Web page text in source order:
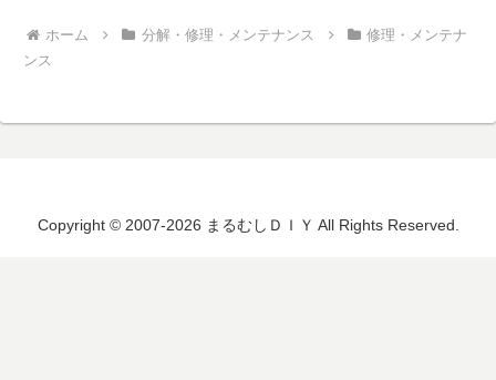
ホーム 分解・修理・メンテナンス
修理・メンテナ
ンス
Copyright © 2007-2026 まるむしＤＩＹ All Rights Reserved.